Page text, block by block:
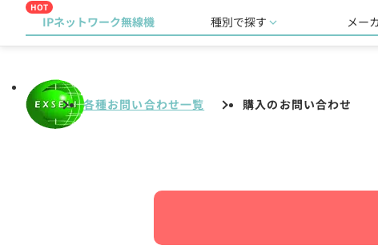
HOT
IPネットワーク無線機 種別で探す メー
各種お問い合わせ一覧 購入のお問い合わせ